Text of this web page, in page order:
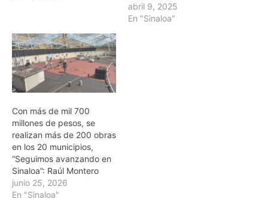
abril 9, 2025
En "Sinaloa"
Con más de mil 700
millones de pesos, se
realizan más de 200 obras
en los 20 municipios,
“Seguimos avanzando en
Sinaloa”: Raúl Montero
junio 25, 2026
En "Sinaloa"